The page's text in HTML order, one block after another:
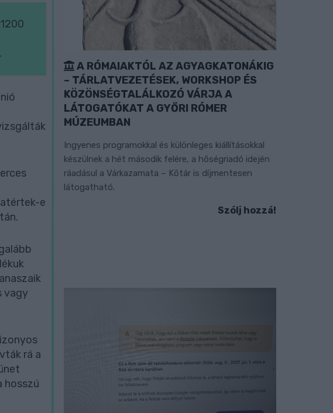
e
vagy
rá a
hosszú
A RÓMAIAKTÓL AZ AGYAGKATONÁKIG
– TÁRLATVEZETÉSEK, WORKSHOP ÉS
KÖZÖNSÉGTALÁLKOZÓ VÁRJA A
LÁTOGATÓKAT A GYŐRI RÓMER
MÚZEUMBAN
Ingyenes programokkal és különleges kiállításokkal
készülnek a hét második felére, a hőségriadó idején
ráadásul a Várkazamata – Kőtár is díjmentesen
látogatható.
Szólj hozzá!